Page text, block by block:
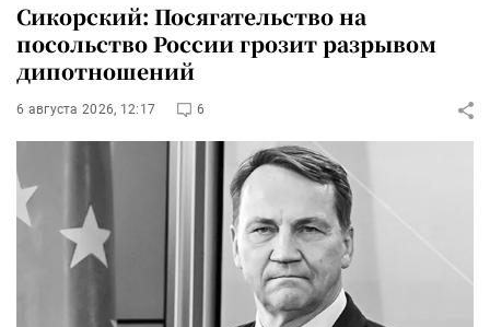
Сикорский: Посягательство на
посольство России грозит разрывом
дипотношений
6 августа 2026, 12:17 6